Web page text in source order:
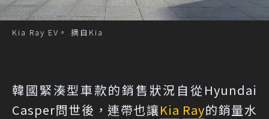
Kia Ray EV。 摘自Kia
韓國緊湊型車款的銷售狀況自從Hyundai
Casper問世後，連帶也讓Kia Ray的銷量水